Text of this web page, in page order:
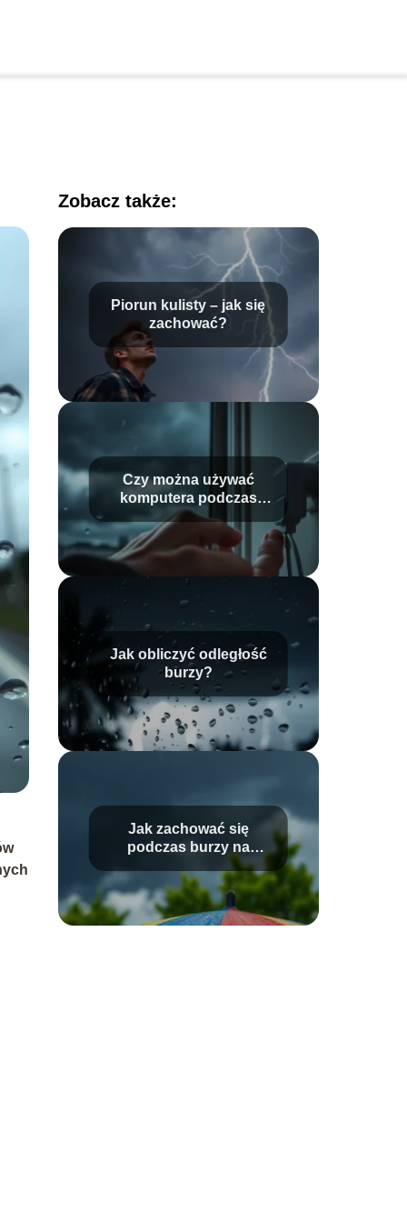
Zobacz także:
Piorun kulisty – jak się
zachować?
Czy można używać
komputera podczas
burzy?
Jak obliczyć odległość
burzy?
Jak zachować się
podczas burzy na